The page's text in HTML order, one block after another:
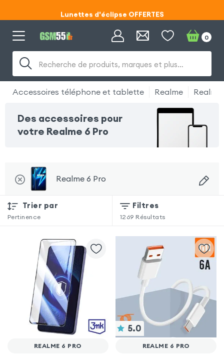
Lunettes d'éclipse OFFERTES
Code ECLIPSE55
Code ECLIPSE55
Recherche de produits, marques et plus…
0
Accessoires téléphone et tablette Realme Realme
Des accessoires pour
votre Realme 6 Pro
Realme 6 Pro
Trier par
Pertinence
Filtres
1269 Résultats
REALME 6 PRO
5.0
REALME 6 PRO